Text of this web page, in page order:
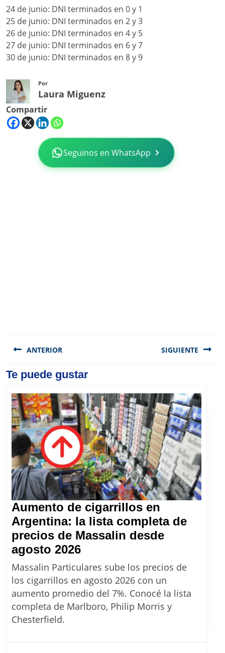
24 de junio: DNI terminados en 0 y 1
25 de junio: DNI terminados en 2 y 3
26 de junio: DNI terminados en 4 y 5
27 de junio: DNI terminados en 6 y 7
30 de junio: DNI terminados en 8 y 9
Por
Laura Miguenz
Compartir
Seguinos en WhatsApp
de
ANTERIOR
Previous
SIGUIENTE
Te puede gustar
Aumento de cigarrillos en
Argentina: la lista completa de
precios de Massalin desde
agosto 2026Aumento
de
cigarrillos
en
Argentina:
Massalin Particulares sube los precios de
los cigarrillos en agosto 2026 con un
aumento promedio del 7%. Conocé la lista
completa de Marlboro, Philip Morris y
Chesterfield.